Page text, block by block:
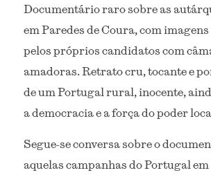
Documentário raro sobre as
em Paredes de Coura, com
pelos próprios candidatos com
amadoras. Retrato cru, tocante e
de um Portugal rural, inocente,
a democracia e a força do poder
Segue-se conversa sobre o
aquelas campanhas do Portugal